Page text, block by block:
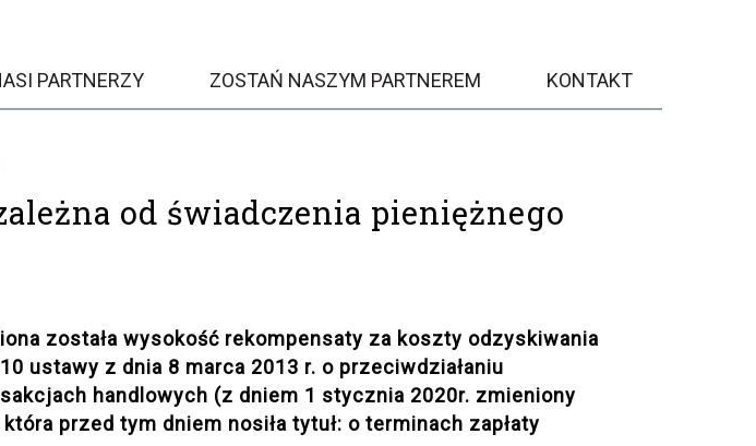
PARTNERZY ZOSTAŃ NASZYM PARTNEREM KONTAKT
od świadczenia pieniężnego
została wysokość rekompensaty za koszty odzyskiwania
ustawy z dnia 8 marca 2013 r. o przeciwdziałaniu
handlowych (z dniem 1 stycznia 2020r. zmieniony
przed tym dniem nosiła tytuł: o terminach zapłaty